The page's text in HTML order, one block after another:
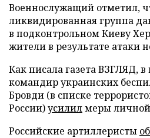
Военнослужащий отметил,
ликвидированная группа
в подконтрольном Киеву
жители в результате атаки
Как писала газета ВЗГЛЯД,
командир украинских
Бровди (в списке
России)усилилмеры личной
Российские артиллеристы